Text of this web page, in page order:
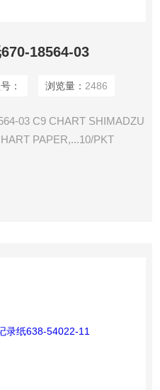
18564-03
： 浏览量： 2486
03 C9 CHART SHIMADZU
PAPER,...10/PKT
H9 SHAFT,CHART